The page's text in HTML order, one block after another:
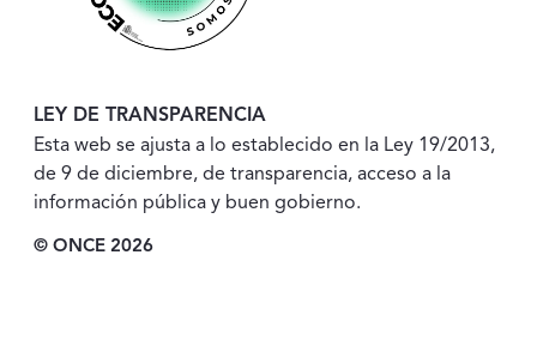
LEY DE TRANSPARENCIA
Esta web se ajusta a lo establecido en la Ley 19/2013,
de 9 de diciembre, de transparencia, acceso a la
información pública y buen gobierno.
© ONCE 2026